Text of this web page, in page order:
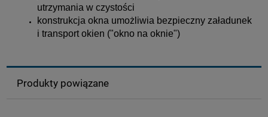
utrzymania w czystości
konstrukcja okna umożliwia bezpieczny załadunek
i transport okien ("okno na oknie")
Produkty powiązane